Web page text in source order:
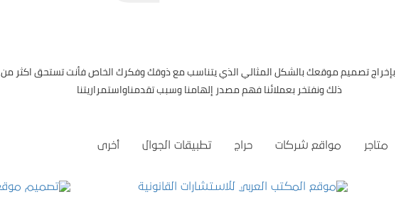
تصميم موقعك بالشكل المثالي الذي يتناسب مع ذوقك وفكرك الخاص فأنت تستحق اكثر من
ذلك ونفتخر بعملائنا فهم مصدر إلهامنا وسبب تقدمناواستمراريتنا
متاجر مواقع شركات حراج تطبيقات الجوال أخرى